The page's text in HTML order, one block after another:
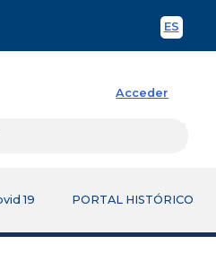
ES
Acceder
19 PORTAL HISTÓRICO